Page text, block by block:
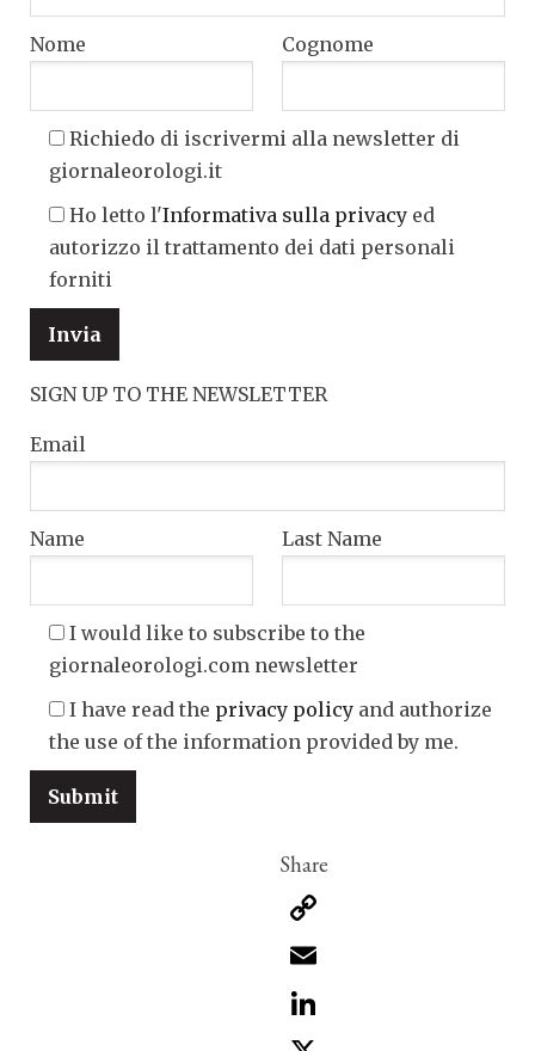
Nome Cognome
Richiedo di iscrivermi alla newsletter di
giornaleorologi.it
Ho letto l'Informativa sulla privacy ed
autorizzo il trattamento dei dati personali
forniti
SIGN UP TO THE NEWSLETTER
Email
Name Last Name
I would like to subscribe to the
giornaleorologi.com newsletter
I have read the privacy policy and authorize
the use of the information provided by me.